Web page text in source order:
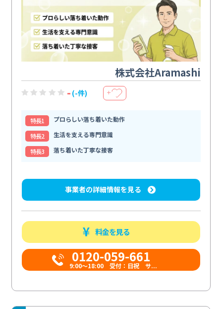
株式会社Aramashi
- (-件) ＋
特⻑1
プロらしい落ち着いた動作
特⻑2
生活を支える専門意識
特⻑3
落ち着いた丁寧な接客
事業者の詳細情報を見る
料金を見る
0120-059-661
9:00〜18:00 受付：日祝 サ...